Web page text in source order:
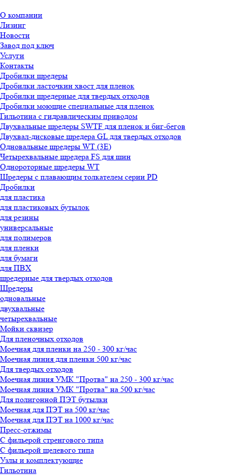
О компании
Лизинг
Новости
Завод под ключ
Услуги
Контакты
Дробилки шредеры
Дробилки ласточкин хвост для пленок
Дробилки шредерные для твердых отходов
Дробилки моющие специальные для пленок
Гильотина с гидравлическим приводом
Двухвальные шредеры SWTF для пленок и биг-бегов
Двухвал-дисковые шредера GL для твердых отходов
Одновальные шредеры WT (3E)
Четырехвальные шредера FS для шин
Однороторные шредеры WT
Шредеры с плавающим толкателем серии PD
Дробилки
для пластика
для пластиковых бутылок
для резины
универсальные
для полимеров
для пленки
для бумаги
для ПВХ
шредерные для твердых отходов
Шредеры
одновальные
двухвальные
четырехвальные
Мойки сквизер
Для пленочных отходов
Моечная для пленки на 250 - 300 кг/час
Моечная линия для пленки 500 кг/час
Для твердых отходов
Моечная линия УМК "Протва" на 250 - 300 кг/час
Моечная линия УМК "Протва" на 500 кг/час
Для полигонной ПЭТ бутылки
Моечная для ПЭТ на 500 кг/час
Моечная для ПЭТ на 1000 кг/час
Пресс-отжимы
С фильерой стренгового типа
С фильерой щелевого типа
Узлы и комплектующие
Гильотина